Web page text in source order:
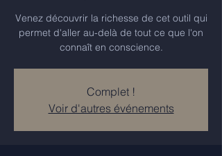
Venez découvrir la richesse de cet outil qui
permet d'aller au-delà de tout ce que l'on
connaît en conscience.
Complet !
Voir d'autres événements